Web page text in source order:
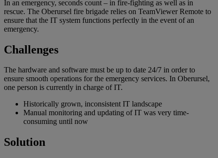
In an emergency, seconds count – in fire-fighting as well as in
rescue. The Oberursel fire brigade relies on TeamViewer Remote to
ensure that the IT system functions perfectly in the event of an
emergency.
Challenges
The hardware and software must be up to date 24/7 in order to
ensure smooth operations for the emergency services. In Oberursel,
one person is currently in charge of IT.
Historically grown, inconsistent IT landscape
Manual monitoring and updating of IT was very time-
consuming until now
Solution